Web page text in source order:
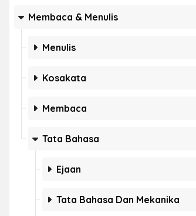
Membaca & Menulis
Menulis
Kosakata
Membaca
Tata Bahasa
Ejaan
Tata Bahasa Dan Mekanika